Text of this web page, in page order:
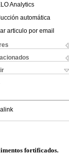
Analytics
automática
articulo por email
fortificados.